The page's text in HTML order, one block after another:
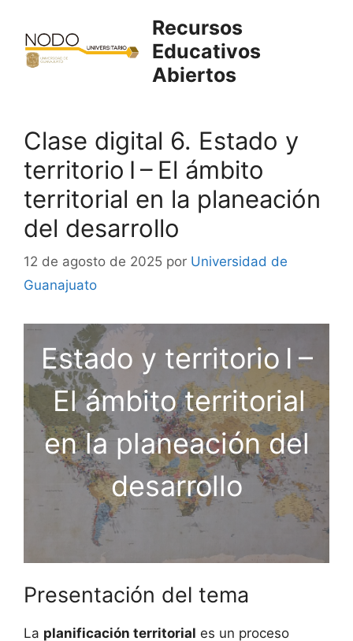
contenido
Recursos
Educativos
Abiertos
Clase digital 6. Estado y
territorio I – El ámbito
territorial en la planeación
del desarrollo
12 de agosto de 2025 por Universidad de
Guanajuato
Estado y territorio I –
El ámbito territorial
en la planeación del
desarrollo
Presentación del tema
La planificación territorial es un proceso